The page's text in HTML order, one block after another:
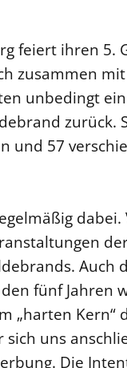
feiert ihren 5.
zusammen
unbedingt
zurück.
und 57
Auch
fünf Jahren
„harten Kern“
uns
Die